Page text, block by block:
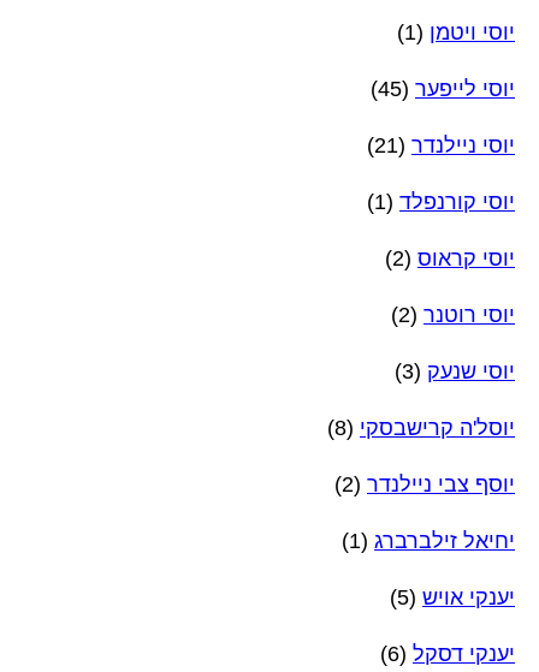
יוסי ויטמן (1)
יוסי לייפער (45)
יוסי ניילנדר (21)
יוסי קורנפלד (1)
יוסי קראוס (2)
יוסי רוטנר (2)
יוסי שנעק (3)
יוסל'ה קרישבסקי (8)
יוסף צבי ניילנדר (2)
יחיאל זילברברג (1)
יענקי אויש (5)
יענקי דסקל (6)